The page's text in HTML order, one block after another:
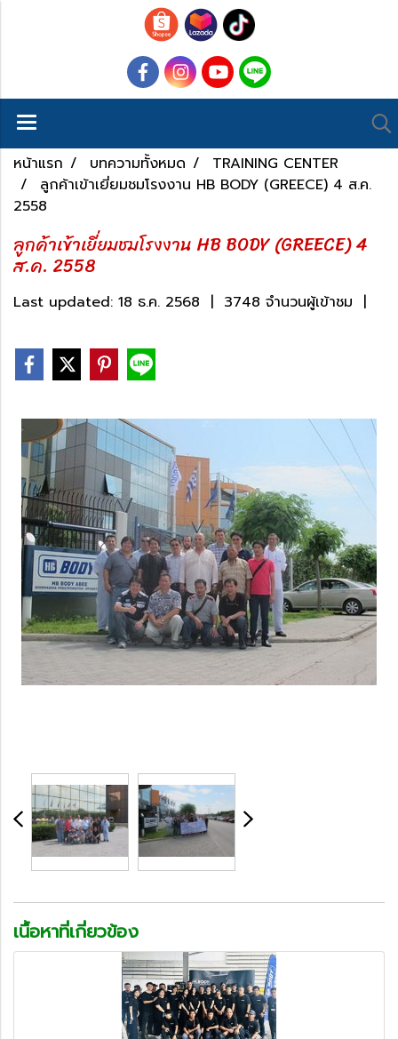
หน้าแรก บทความทั้งหมด
TRAINING CENTER
ลูกค้าเข้าเยี่ยมชมโรงงาน HB BODY (GREECE) 4 ส.ค.
2558
ลูกค้าเข้าเยี่ยมชมโรงงาน HB BODY (GREECE) 4
ส.ค. 2558
Last updated: 18 ธ.ค. 2568 | 3748 จำนวนผู้เข้าชม |
เนื้อหาที่เกี่ยวข้อง